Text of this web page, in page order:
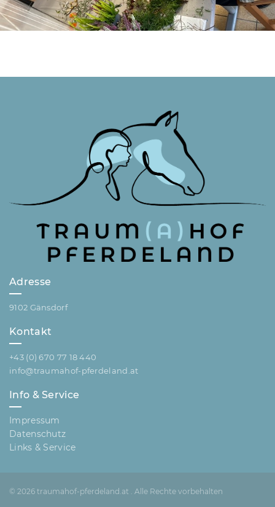
Adresse
9102 Gänsdorf
Kontakt
+43 (0) 670 77 18 440
info@traumahof-pferdeland.at
Info & Service
Impressum
Datenschutz
Links & Service
© 2026 traumahof-pferdeland.at . Alle Rechte vorbehalten